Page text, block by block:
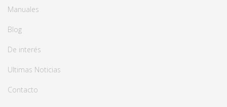
Manuales
Blog
De interés
Ultimas Noticias
Contacto